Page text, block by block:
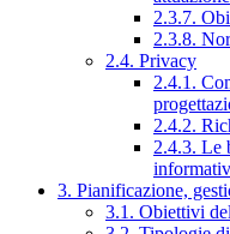
2.3.7.
2.3.8.
2.4. Privacy
2.4.1.
2.4.2.
2.4.3. Le
3. Pianificazione,
3.1. Obiettivi